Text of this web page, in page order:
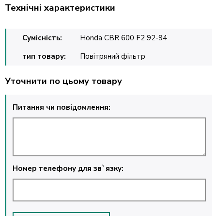
Технічні характеристики
Сумісність:
Honda CBR 600 F2 92-94
тип товару:
Повітряний фільтр
Уточнити по цьому товару
Питання чи повідомлення:
Номер телефону для зв`язку: